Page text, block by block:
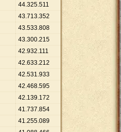
44.325.511
43.713.352
43.533.808
43.300.215
42.932.111
42.633.212
42.531.933
42.468.595
42.139.172
41.737.854
41.255.089